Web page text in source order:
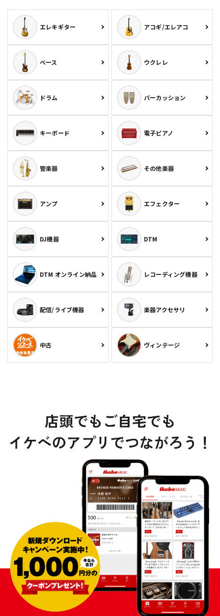
エレキギター アコギ/エレアコ
ベース ウクレレ
ドラム パーカッション
キーボード 電子ピアノ
管楽器 その他楽器
アンプ エフェクター
DJ機器 DTM
DTM オンライン納品 レコーディング機器
配信/ライブ機器 楽器アクセサリ
中古 ヴィンテージ